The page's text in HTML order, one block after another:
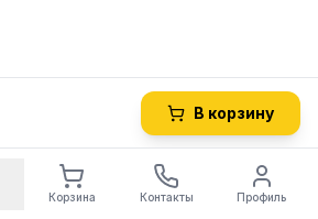
В корзину
Корзина Контакты Профиль